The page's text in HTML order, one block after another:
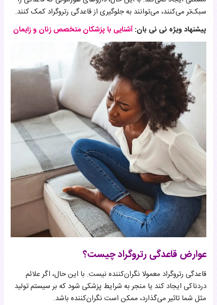
سبک‌تر می‌کنند، می‌توانند به جلوگیری از قاعدگی رتروگراد کمک کنند.
پیشنهاد ویژه نی نی بان: آشنایی با پزشکان متخصص زنان و زایمان
عوارض قاعدگی رتروگراد چیست؟
قاعدگی رتروگراد معمولا نگران‌کننده نیست. با این حال، اگر علائم
دردناکی ایجاد کند یا منجر به شرایط پزشکی شود که بر سیستم تولید
مثل شما تاثیر می‌گذارد، ممکن است نگران‌کننده باشد.